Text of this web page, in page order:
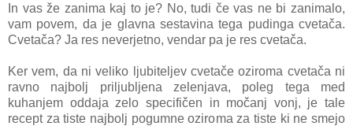
In vas že zanima kaj to je? No, tudi če vas ne bi zanimalo,
vam povem, da je glavna sestavina tega pudinga cvetača.
Cvetača? Ja res neverjetno, vendar pa je res cvetača.
Ker vem, da ni veliko ljubiteljev cvetače oziroma cvetača ni
ravno najbolj priljubljena zelenjava, poleg tega med
kuhanjem oddaja zelo specifičen in močanj vonj, je tale
recept za tiste najbolj pogumne oziroma za tiste ki ne smejo